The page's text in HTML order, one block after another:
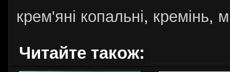
крем'яні копальні, кремінь,
Читайте також: